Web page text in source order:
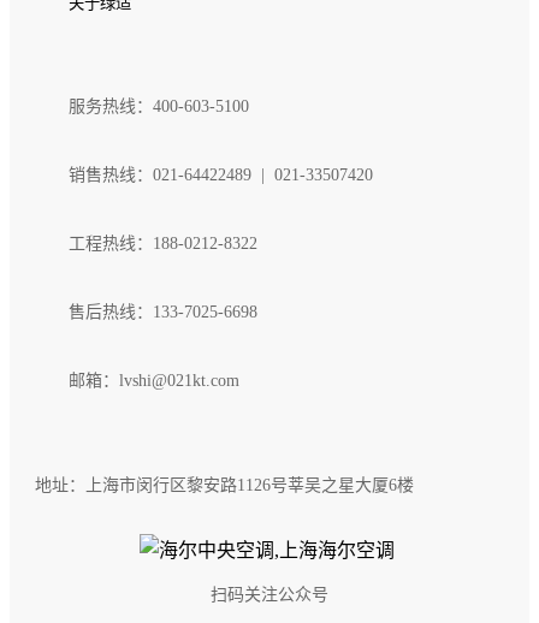
服务热线：400-603-5100
销售热线：021-64422489 | 021-33507420
工程热线：188-0212-8322
售后热线：133-7025-6698
邮箱：lvshi@021kt.com
地址：上海市闵行区黎安路1126号莘吴之星大厦6楼
扫码关注公众号